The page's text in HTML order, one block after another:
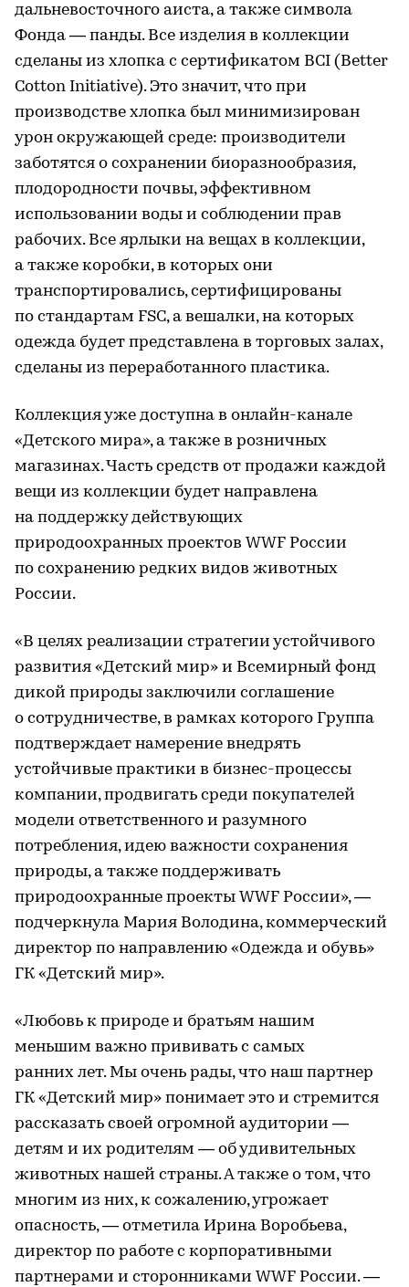
дальневосточного аиста, а также символа
Фонда — панды. Все изделия в коллекции
сделаны из хлопка с сертификатом BCI (Better
Cotton Initiative). Это значит, что при
производстве хлопка был минимизирован
урон окружающей среде: производители
заботятся о сохранении биоразнообразия,
плодородности почвы, эффективном
использовании воды и соблюдении прав
рабочих. Все ярлыки на вещах в коллекции,
а также коробки, в которых они
транспортировались, сертифицированы
по стандартам FSC, а вешалки, на которых
одежда будет представлена в торговых залах,
сделаны из переработанного пластика.
Коллекция уже доступна в онлайн-канале
«Детского мира», а также в розничных
магазинах. Часть средств от продажи каждой
вещи из коллекции будет направлена
на поддержку действующих
природоохранных проектов WWF России
по сохранению редких видов животных
России.
«В целях реализации стратегии устойчивого
развития «Детский мир» и Всемирный фонд
дикой природы заключили соглашение
о сотрудничестве, в рамках которого Группа
подтверждает намерение внедрять
устойчивые практики в бизнес-процессы
компании, продвигать среди покупателей
модели ответственного и разумного
потребления, идею важности сохранения
природы, а также поддерживать
природоохранные проекты WWF России», —
подчеркнула Мария Володина, коммерческий
директор по направлению «Одежда и обувь»
ГК «Детский мир».
«Любовь к природе и братьям нашим
меньшим важно прививать с самых
ранних лет. Мы очень рады, что наш партнер
ГК «Детский мир» понимает это и стремится
рассказать своей огромной аудитории —
детям и их родителям — об удивительных
животных нашей страны. А также о том, что
многим из них, к сожалению, угрожает
опасность, — отметила Ирина Воробьева,
директор по работе с корпоративными
партнерами и сторонниками WWF России. —